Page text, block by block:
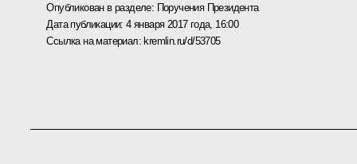
Опубликован в разделе: Поручения Президента
Дата публикации:4 января 2017 года, 16:00
Ссылка на материал: kremlin.ru/d/53705